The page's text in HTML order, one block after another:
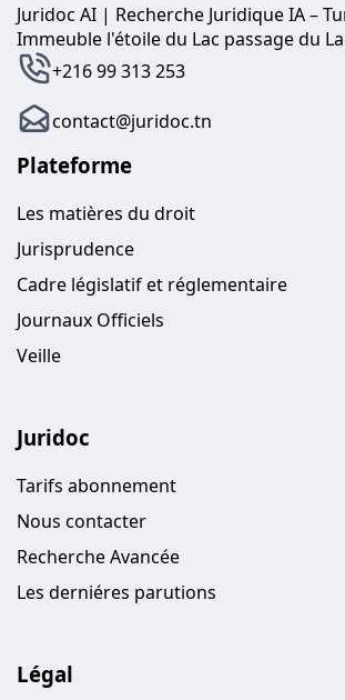
Juridoc AI | Recherche Juridique IA –
Immeuble l'étoile du Lac passage du
+216 99 313 253
contact@juridoc.tn
Plateforme
Les matières du droit
Jurisprudence
Cadre législatif et réglementaire
Journaux Officiels
Veille
Juridoc
Tarifs abonnement
Nous contacter
Recherche Avancée
Les derniéres parutions
Légal